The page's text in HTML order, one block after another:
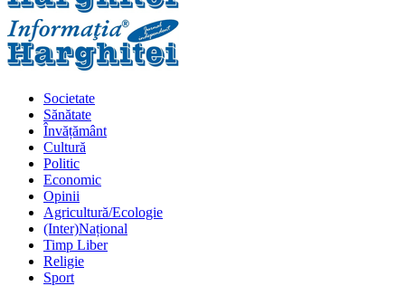
Primary
Menu
Societate
Sănătate
Învățământ
Cultură
Politic
Economic
Opinii
Agricultură/Ecologie
(Inter)Național
Timp Liber
Religie
Sport